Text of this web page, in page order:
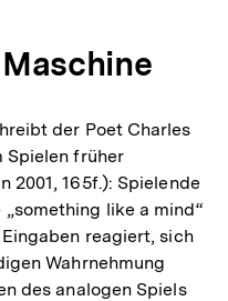
der Poet Charles
Spielen früher
2001, 165f.): Spielende
like a mind“
reagiert, sich
Wahrnehmung
des analogen Spiels